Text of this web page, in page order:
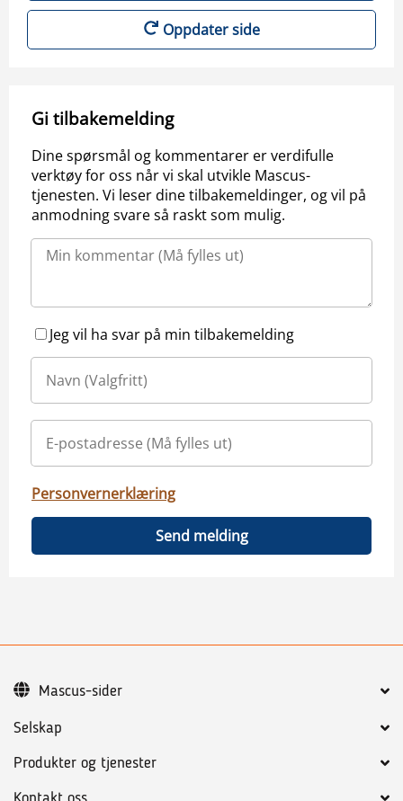
Oppdater side
Gi tilbakemelding
Dine spørsmål og kommentarer er verdifulle
verktøy for oss når vi skal utvikle Mascus-
tjenesten. Vi leser dine tilbakemeldinger, og vil på
anmodning svare så raskt som mulig.
Jeg vil ha svar på min tilbakemelding
Personvernerklæring
Send melding
Selskap
Produkter og tjenester
Mascus-sider